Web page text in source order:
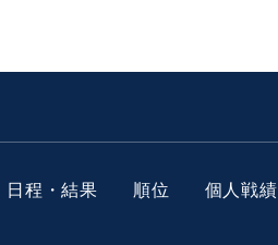
日程・結果 順位 個人戦績